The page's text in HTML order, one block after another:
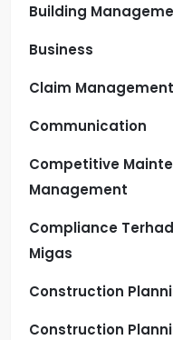
Building
Business
Claim Management
Communication
Competitive
Management
Compliance
Migas
Construction
Construction